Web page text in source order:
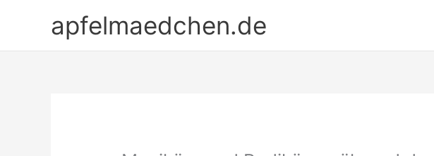
apfelmaedchen.de